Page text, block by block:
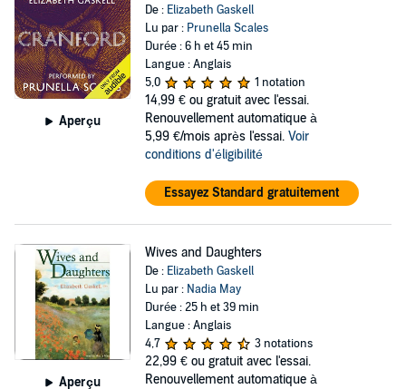
Aperçu
De : Elizabeth Gaskell
Lu par : Prunella Scales
Durée : 6 h et 45 min
Langue : Anglais
5,0
1 notation
14,99 € ou gratuit avec l'essai.
Renouvellement automatique à
5,99 €/mois après l'essai. Voir
conditions d'éligibilité
Essayez Standard gratuitement
Aperçu
Wives and Daughters
De : Elizabeth Gaskell
Lu par : Nadia May
Durée : 25 h et 39 min
Langue : Anglais
4,7
3 notations
22,99 € ou gratuit avec l'essai.
Renouvellement automatique à